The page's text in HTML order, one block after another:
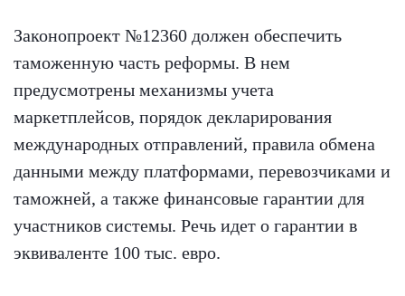
Законопроект №12360 должен обеспечить
таможенную часть реформы. В нем
предусмотрены механизмы учета
маркетплейсов, порядок декларирования
международных отправлений, правила обмена
данными между платформами, перевозчиками и
таможней, а также финансовые гарантии для
участников системы. Речь идет о гарантии в
эквиваленте 100 тыс. евро.